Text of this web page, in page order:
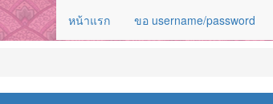
หน้าแรก ขอ username/password